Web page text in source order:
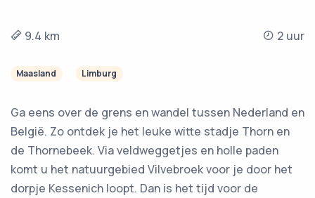
9.4 km 2 uur
Maasland Limburg
Ga eens over de grens en wandel tussen Nederland en
België. Zo ontdek je het leuke witte stadje Thorn en
de Thornebeek. Via veldweggetjes en holle paden
komt u het natuurgebied Vilvebroek voor je door het
dorpje Kessenich loopt. Dan is het tijd voor de